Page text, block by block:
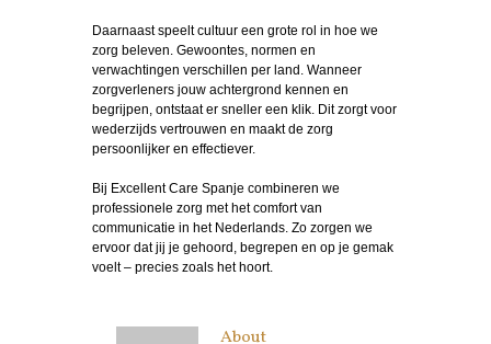
Daarnaast speelt cultuur een grote rol in hoe we
zorg beleven. Gewoontes, normen en
verwachtingen verschillen per land. Wanneer
zorgverleners jouw achtergrond kennen en
begrijpen, ontstaat er sneller een klik. Dit zorgt voor
wederzijds vertrouwen en maakt de zorg
persoonlijker en effectiever.
Bij Excellent Care Spanje combineren we
professionele zorg met het comfort van
communicatie in het Nederlands. Zo zorgen we
ervoor dat jij je gehoord, begrepen en op je gemak
voelt – precies zoals het hoort.
About